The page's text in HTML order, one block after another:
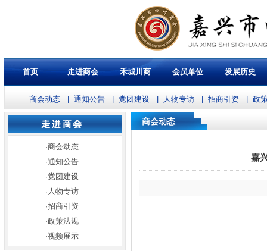
首页 走进商会 禾城川商 会员单位 发展历史
商会动态 通知公告 党团建设 人物专访 招商引资 政
·商会动态
·通知公告
·党团建设
· 人物专访
·招商引资
·政策法规
·视频展示
商会动态
嘉